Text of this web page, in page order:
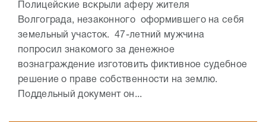
Полицейские вскрыли аферу жителя
Волгограда, незаконного оформившего на себя
земельный участок. 47-летний мужчина
попросил знакомого за денежное
вознаграждение изготовить фиктивное судебное
решение о праве собственности на землю.
Поддельный документ он...